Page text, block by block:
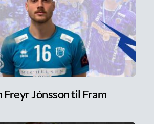
Freyr Jónsson til Fram